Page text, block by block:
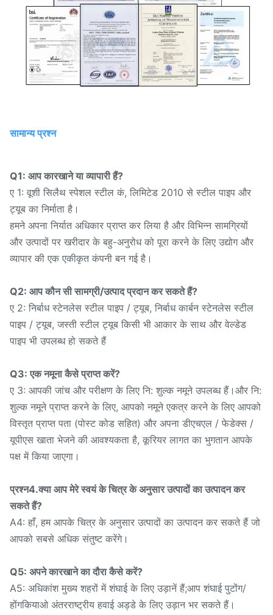
सामान्य प्रश्न
Q1: आप कारखाने या व्यापारी हैं?
ए 1: वूशी सिलैथ स्पेशल स्टील कं, लिमिटेड 2010 से स्टील पाइप और
ट्यूब का निर्माता है।
हमने अपना निर्यात अधिकार प्राप्त कर लिया है और विभिन्न सामग्रियों
और उत्पादों पर खरीदार के बहु-अनुरोध को पूरा करने के लिए उद्योग और
व्यापार की एक एकीकृत कंपनी बन गई है।
Q2: आप कौन सी सामग्री/उत्पाद प्रदान कर सकते हैं?
ए 2: निर्बाध स्टेनलेस स्टील पाइप / ट्यूब, निर्बाध कार्बन स्टेनलेस स्टील
पाइप / ट्यूब, जस्ती स्टील ट्यूब किसी भी आकार के साथ और वेल्डेड
पाइप भी उपलब्ध हो सकते हैं
Q3: एक नमूना कैसे प्राप्त करें?
ए 3: आपकी जांच और परीक्षण के लिए नि: शुल्क नमूने उपलब्ध हैं।और नि:
शुल्क नमूने प्राप्त करने के लिए, आपको नमूने एकत्र करने के लिए आपको
विस्तृत प्राप्त पता (पोस्ट कोड सहित) और अपना डीएचएल / फेडेक्स /
यूपीएस खाता भेजने की आवश्यकता है, कूरियर लागत का भुगतान आपके
पक्ष में किया जाएगा।
प्रश्न4.क्या आप मेरे स्वयं के चित्र के अनुसार उत्पादों का उत्पादन कर
सकते हैं?
A4: हाँ, हम आपके चित्र के अनुसार उत्पादों का उत्पादन कर सकते हैं जो
आपको सबसे अधिक संतुष्ट करेंगे।
Q5: अपने कारखाने का दौरा कैसे करें?
A5: अधिकांश मुख्य शहरों में शंघाई के लिए उड़ानें हैं;आप शंघाई पुटोंग/
होंगकियाओ अंतरराष्ट्रीय हवाई अड्डे के लिए उड़ान भर सकते हैं।